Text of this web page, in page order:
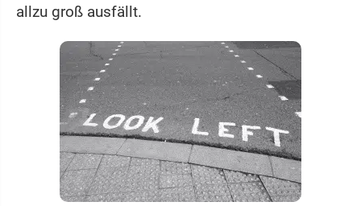
allzu groß ausfällt.